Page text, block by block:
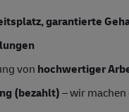
garantierte
von hochwertiger
(bezahlt)– wir